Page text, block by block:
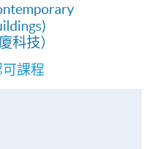
科技）
課程